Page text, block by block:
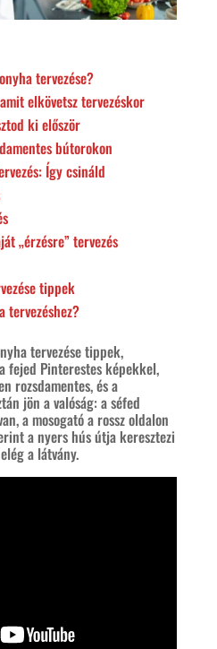
tervezése?
elkövetsz tervezéskor
ki először
bútorokon
Így csináld
„érzésre” tervezés
tippek
tervezéshez?
tervezése tippek,
fejed Pinterestes képekkel,
rozsdamentes, és a
jön a valóság: a séfed
a mosogató a rossz oldalon
a nyers hús útja keresztezi
a látvány.